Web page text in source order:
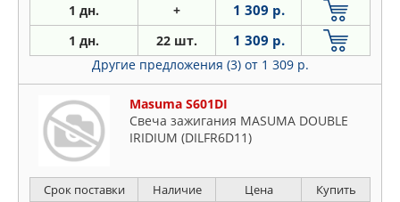
1 дн. + 1 309 р.
1 дн. 22 шт. 1 309 р.
Другие предложения (3) от 1 309 р.
Masuma S601DI
Свеча зажигания MASUMA DOUBLE
IRIDIUM (DILFR6D11)
Срок поставки Наличие Цена Купить